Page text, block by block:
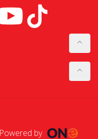
Powered by